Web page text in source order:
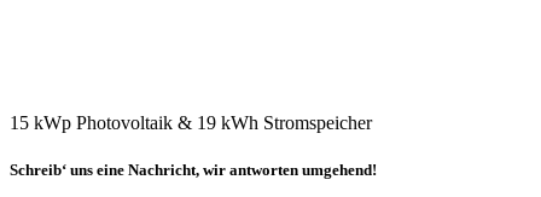
15 kWp Photovoltaik & 19 kWh Stromspeicher
Schreib‘ uns eine Nachricht, wir antworten umgehend!